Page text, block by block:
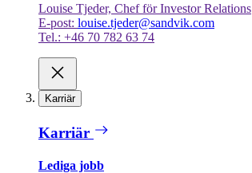
Louise Tjeder, Chef för Investor Relations
E-post: louise.tjeder@sandvik.com
Tel.: +46 70 782 63 74
Karriär
Karriär
Lediga jobb